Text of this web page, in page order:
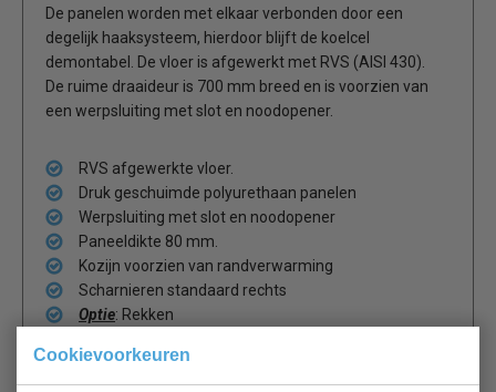
Cookievoorkeuren
De panelen worden met elkaar verbonden door een
degelijk haaksysteem, hierdoor blijft de koelcel
demontabel. De vloer is afgewerkt met RVS (AISI 430).
De ruime draaideur is 700 mm breed en is voorzien van
een werpsluiting met slot en noodopener.
RVS afgewerkte vloer.
Druk geschuimde polyurethaan panelen
Werpsluiting met slot en noodopener
Paneeldikte 80 mm.
Kozijn voorzien van randverwarming
Scharnieren standaard rechts
Optie: Rekken